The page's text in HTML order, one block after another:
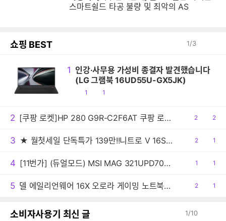
스마트쉴드 타공 불량 및 최악의 AS
쇼핑 BEST 1/3
1 인강·사무용 가성비 종결자 발견했습니다
(LG 그램북 16UD55U-GX5JK)
공1
댓1
2 [쿠팡 로켓]HP 280 G9R-C2F6AT 쿠팡 로켓 한정 특가 할인 (최종 혜택가: 1,260,030원) 행사 진행
공
2
댓
2
3 ★ 월첫세일 단독특가 139만!!니트로 V 16S AI 게이밍노트북 R7 260 RTX5060 512GB / 16GB
공
2
댓1
4 [11번가] (듀얼모드) MSI MAG 321UPD700 E14 듀얼모드 게이밍 4K IPS 144 무결점 모니터 (최종:442,410원)
공1
댓1
5 델 에일리언웨어 16X 오로라 게이밍 노트북 신규출시 기념 포토 리뷰 이벤트 진행
공
2
댓1
소비자사용기 최신 글 1/10